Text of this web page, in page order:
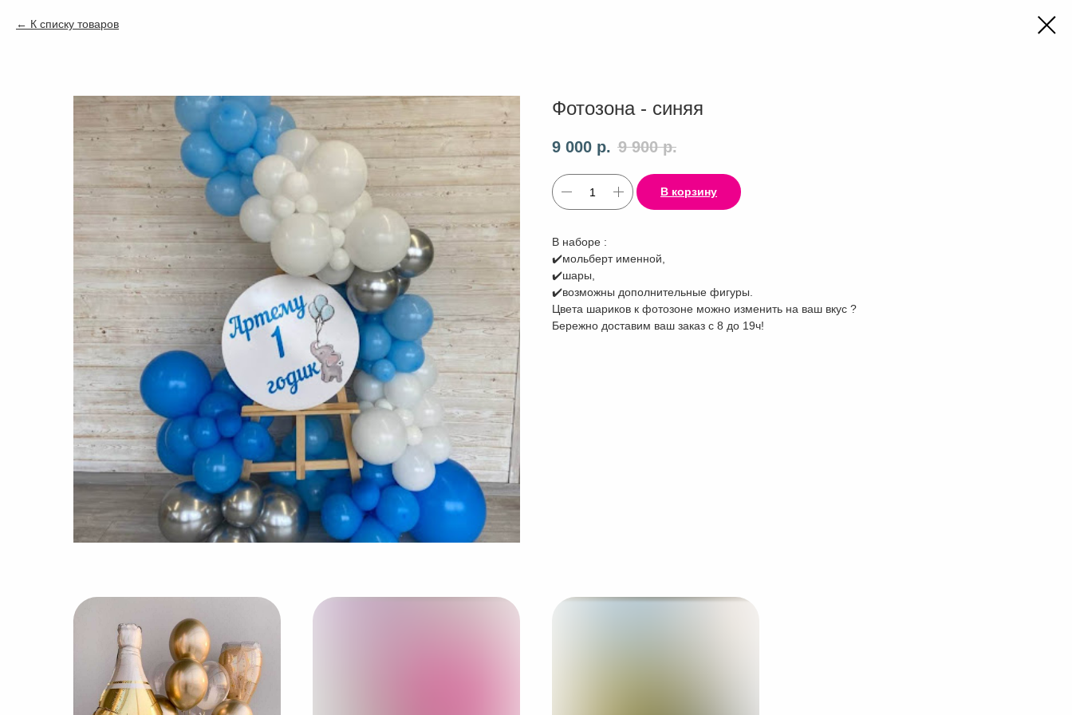
К списку товаров
Фотозона - синяя
9 000 р. 9 900 р.
В корзину
В наборе :
✔️мольберт именной,
✔️шары,
✔️возможны дополнительные фигуры.
Цвета шариков к фотозоне можно изменить на ваш вкус ?
Бережно доставим ваш заказ с 8 до 19ч!